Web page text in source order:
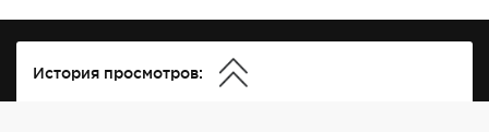
История просмотров: